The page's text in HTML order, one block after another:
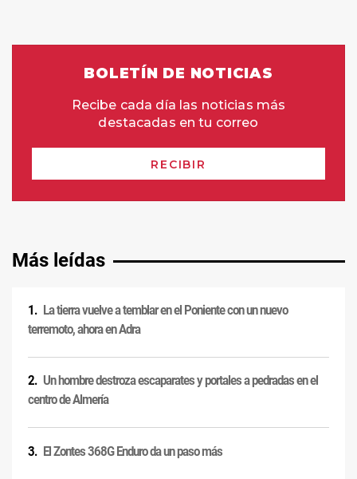
Más leídas
La tierra vuelve a temblar en el Poniente con un nuevo
terremoto, ahora en Adra
Un hombre destroza escaparates y portales a pedradas en el
centro de Almería
El Zontes 368G Enduro da un paso más